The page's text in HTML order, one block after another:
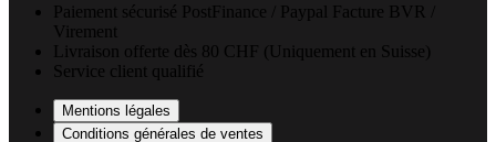
Paiement sécurisé PostFinance / Paypal Facture BVR /
Virement
Livraison offerte dès 80 CHF (Uniquement en Suisse)
Service client qualifié
Mentions légales
Conditions générales de ventes